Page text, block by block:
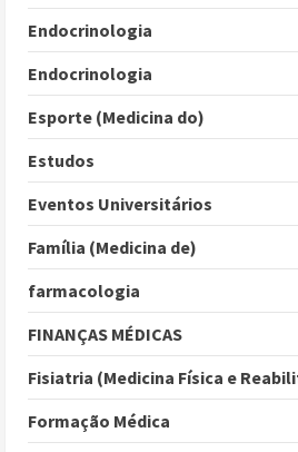
Endocrinologia
Endocrinologia
Esporte (Medicina do)
Estudos
Eventos Universitários
Família (Medicina de)
farmacologia
FINANÇAS MÉDICAS
Fisiatria (Medicina Física e
Formação Médica